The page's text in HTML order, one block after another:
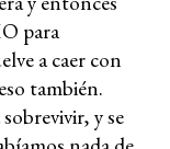
para
a caer con
también.
y se